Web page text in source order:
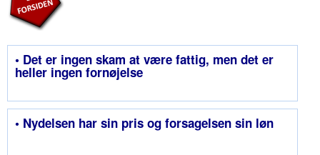
• Det er ingen skam at være fattig, men det er
heller ingen fornøjelse
• Nydelsen har sin pris og forsagelsen sin løn